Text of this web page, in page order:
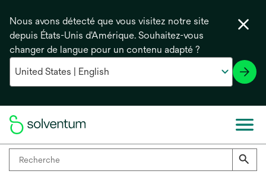
Nous avons détecté que vous visitez notre site
depuis États-Unis d'Amérique. Souhaitez-vous
changer de langue pour un contenu adapté ?